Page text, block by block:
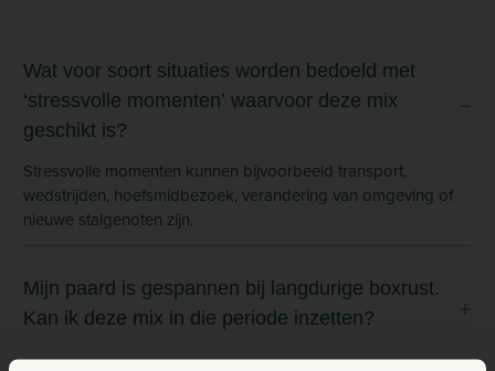
Wat voor soort situaties worden bedoeld met
‘stressvolle momenten’ waarvoor deze mix
geschikt is?
Stressvolle momenten kunnen bijvoorbeeld transport,
wedstrijden, hoefsmidbezoek, verandering van omgeving of
nieuwe stalgenoten zijn.
Mijn paard is gespannen bij langdurige boxrust.
Kan ik deze mix in die periode inzetten?